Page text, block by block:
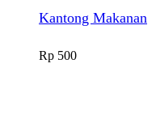
Kantong Makanan
Rp 500